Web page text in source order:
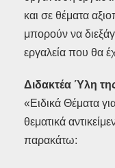
και σε θέματα
μπορούν να
εργαλεία που θα
Διδακτέα Ύλη
«Ειδικά Θέματα
θεματικά
παρακάτω: